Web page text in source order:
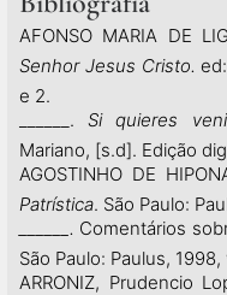
AFONSO MARIA DE
Senhor Jesus Cristo.
e 2.
______.Si quieres
Mariano, [s.d]. Edição
AGOSTINHO DE
Patrística. São Paulo:
______. Comentários
São Paulo: Paulus, 1998,
ARRONIZ, Prudencio